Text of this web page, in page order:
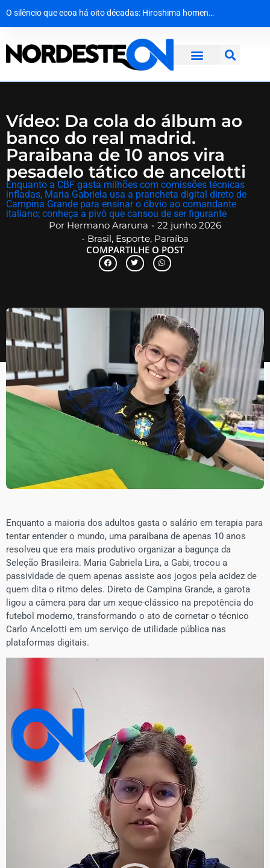
O silêncio que ecoa há oito décadas: Hiroshima homenageia vítimas no 81º aniversário do ataque atômico​Sem acordo com a prefeitura, professores da rede municipal de Natal entram em greve por tempo indeterminadoOperação em Barrolândia fecha casa de prostituição e apura suspeita de exploração infantil no extremo sul baiano
Vídeo: PF faz operação contra grupo criminoso atuante no tráfico de drogas
Vídeo: Da cola do álbum ao
banco do real madrid.
Paraibana de 10 anos vira
pesadelo tático de ancelotti
​Enquanto a CBF gasta milhões com comissões técnicas
infladas, Maria Gabriela usa a prancheta digital direto de
Campina Grande para ensinar o óbvio ao comandante
italiano; conheça a pivô que cansou de ser figurante
Por Hermano Araruna - 22 junho 2026
- Brasil, Esporte, Paraíba
COMPARTILHE O POST
​Enquanto a maioria dos adultos gasta o salário em terapia para
tentar entender o mundo, uma paraibana de apenas 10 anos
resolveu que era mais produtivo organizar a bagunça da
Seleção Brasileira. Maria Gabriela Lira, a Gabi, trocou a
passividade de quem apenas assiste aos jogos pela acidez de
quem dita o ritmo deles. Direto de Campina Grande, a garota
ligou a câmera para dar um xeque-clássico na prepotência do
futebol moderno, transformando o ato de cornetar o técnico
Carlo Ancelotti em um serviço de utilidade pública nas
plataformas digitais.